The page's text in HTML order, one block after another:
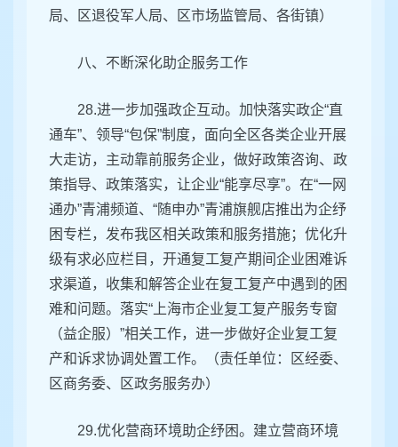
局、区退役军人局、区市场监管局、各街镇）
八、不断深化助企服务工作
28.进一步加强政企互动。加快落实政企“直
通车”、领导“包保”制度，面向全区各类企业开展
大走访，主动靠前服务企业，做好政策咨询、政
策指导、政策落实，让企业“能享尽享”。在“一网
通办”青浦频道、“随申办”青浦旗舰店推出为企纾
困专栏，发布我区相关政策和服务措施；优化升
级有求必应栏目，开通复工复产期间企业困难诉
求渠道，收集和解答企业在复工复产中遇到的困
难和问题。落实“上海市企业复工复产服务专窗
（益企服）”相关工作，进一步做好企业复工复
产和诉求协调处置工作。（责任单位：区经委、
区商务委、区政务服务办）
29.优化营商环境助企纾困。建立营商环境